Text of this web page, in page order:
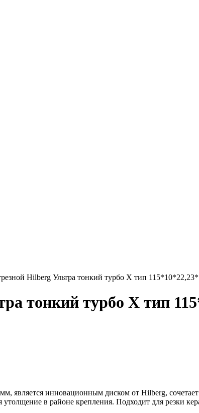
Hilberg Ультра тонкий турбо X тип
тонкий турбо X тип
является инновационным диском от Hilberg,
в районе крепления. Подходит для резки